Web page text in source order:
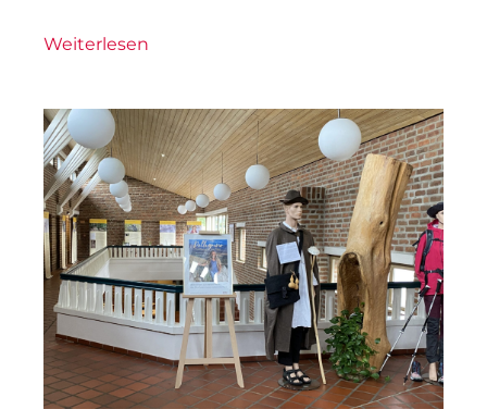
Weiterlesen